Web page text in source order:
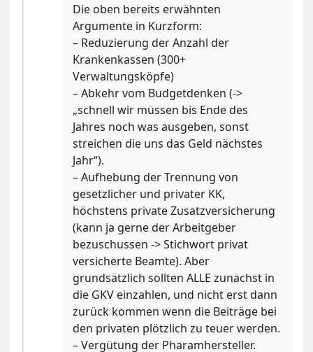
Die oben bereits erwähnten
Argumente in Kurzform:
– Reduzierung der Anzahl der
Krankenkassen (300+
Verwaltungsköpfe)
– Abkehr vom Budgetdenken (->
„schnell wir müssen bis Ende des
Jahres noch was ausgeben, sonst
streichen die uns das Geld nächstes
Jahr“).
– Aufhebung der Trennung von
gesetzlicher und privater KK,
höchstens private Zusatzversicherung
(kann ja gerne der Arbeitgeber
bezuschussen -> Stichwort privat
versicherte Beamte). Aber
grundsätzlich sollten ALLE zunächst in
die GKV einzahlen, und nicht erst dann
zurück kommen wenn die Beiträge bei
den privaten plötzlich zu teuer werden.
– Vergütung der Pharamhersteller.